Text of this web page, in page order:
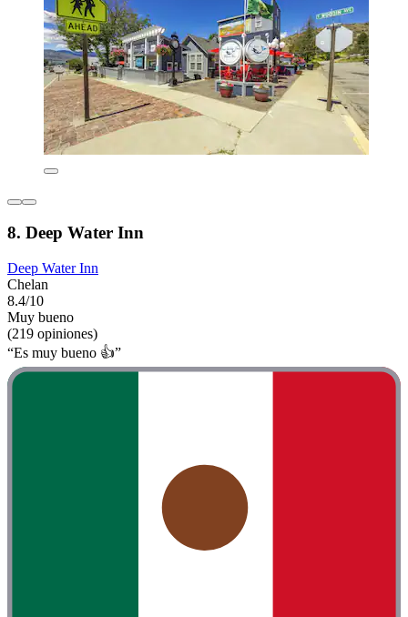
8. Deep Water Inn
Deep Water Inn
Chelan
8.4/10
Muy bueno
(219 opiniones)
“Es muy bueno 👍”